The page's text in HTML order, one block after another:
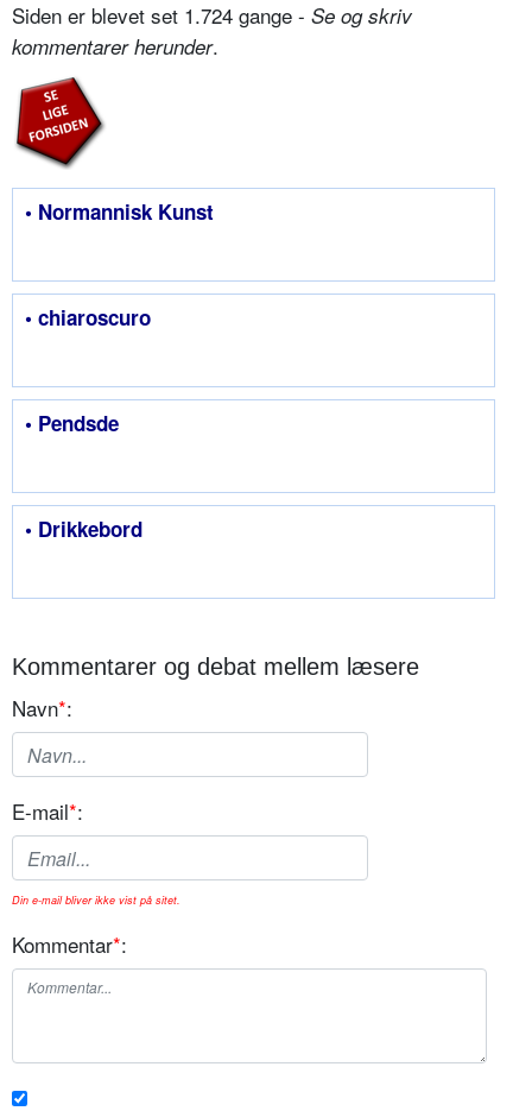
Siden er blevet set 1.724 gange - Se og skriv
kommentarer herunder.
• Normannisk Kunst
• chiaroscuro
• Pendsde
• Drikkebord
Kommentarer og debat mellem læsere
Navn*:
E-mail*:
Din e-mail bliver ikke vist på sitet.
Kommentar*: